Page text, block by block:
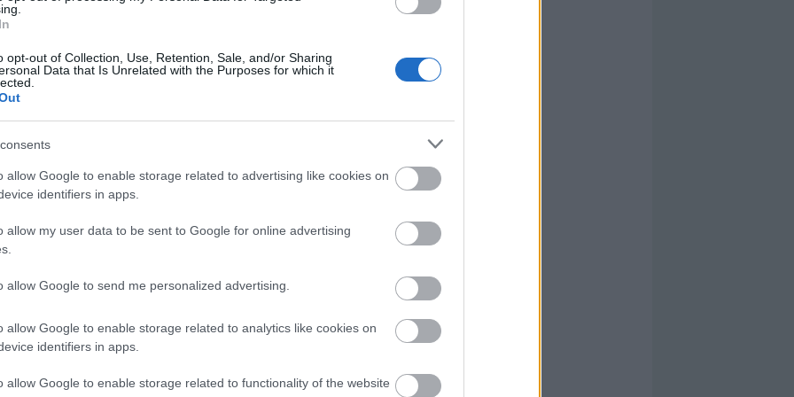
opt-out of Collection, Use, Retention, Sale, and/or Sharing
Data that Is Unrelated with the Purposes for which it
allow Google to enable storage related to advertising like cookies on
identifiers in apps.
allow my user data to be sent to Google for online advertising
allow Google to send me personalized advertising.
allow Google to enable storage related to analytics like cookies on
identifiers in apps.
allow Google to enable storage related to functionality of the website
su sitio en el Madrid, Odegaard ha pasado de
por su poca aportación en
fue uno de los mejores jugadores del
media de 2.1 por partido y esta temporada acumula
9 jornadas
de puntos en futbolistas que no solían puntuar
bien en 2019/20. A continuación os traemos
2,57 puntos por partido, -3,26)
radical. De ser el portero que más paró en la
En números por partido, ha pasado